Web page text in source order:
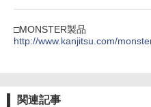
□MONSTER製品
http://www.kanjitsu.com/
関連記事